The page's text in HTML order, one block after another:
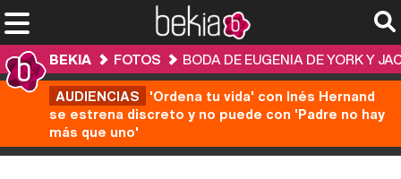
BEKIA FOTOS
BODA DE EUGENIA DE YORK Y
AUDIENCIAS 'Ordena tu vida' con Inés Hernand
se estrena discreto y no puede con 'Padre no hay
más que uno'